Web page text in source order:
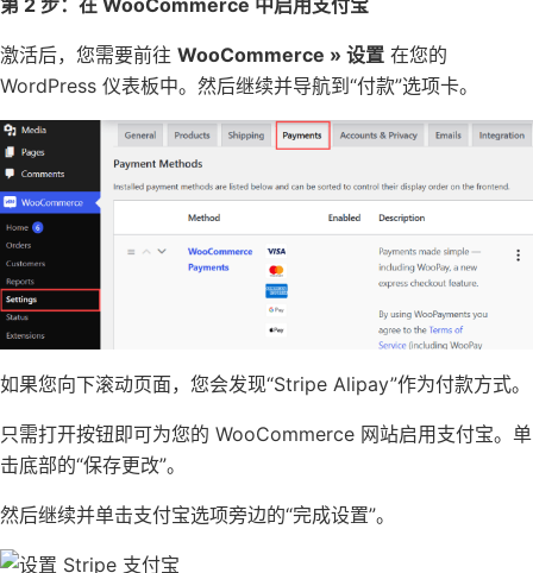
第 2 步：在 WooCommerce 中启用支付宝
激活后，您需要前往 WooCommerce » 设置 在您的
WordPress 仪表板中。然后继续并导航到“付款”选项卡。
如果您向下滚动页面，您会发现“Stripe Alipay”作为付款方式。
只需打开按钮即可为您的 WooCommerce 网站启用支付宝。单
击底部的“保存更改”。
然后继续并单击支付宝选项旁边的“完成设置”。